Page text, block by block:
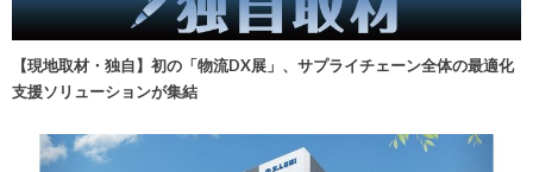
【現地取材・独自】初の「物流DX展」、サプライチェーン全体の最適化
支援ソリューションが集結